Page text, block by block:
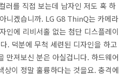
러를 직접 보는데 남자인 저도 혹 하
니겠습니까. LG G8 ThinQ는 카메라
인에 리비서홀 없는 첨단 디스플레이
. 덕분에 무척 세련된 디자인을 하고
만져보신 분은 아실겁니다. 하드웨어
상이 정말 훌륭하다는 것을요. 충격에